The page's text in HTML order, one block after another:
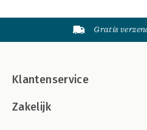
Gratis
Klantenservice
Zakelijk